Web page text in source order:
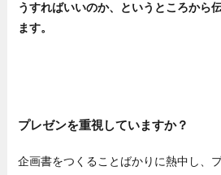
うすればいいのか、というところから
ます。
プレゼンを重視していますか？
企画書をつくることばかりに熱中し、